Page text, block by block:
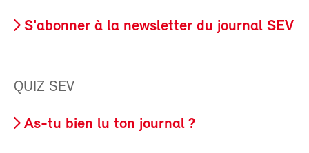
S'abonner à la newsletter du journal SEV
QUIZ SEV
As-tu bien lu ton journal ?